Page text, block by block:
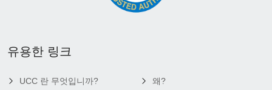
유용한 링크
UCC 란 무엇입니까? 왜?